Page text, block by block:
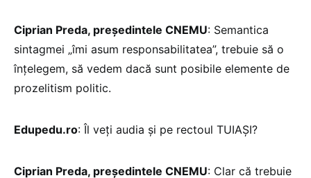
Ciprian Preda, președintele CNEMU: Semantica
sintagmei „îmi asum responsabilitatea”, trebuie să o
înțelegem, să vedem dacă sunt posibile elemente de
prozelitism politic.
Edupedu.ro: Îl veți audia și pe rectoul TUIAȘI?
Ciprian Preda, președintele CNEMU: Clar că trebuie